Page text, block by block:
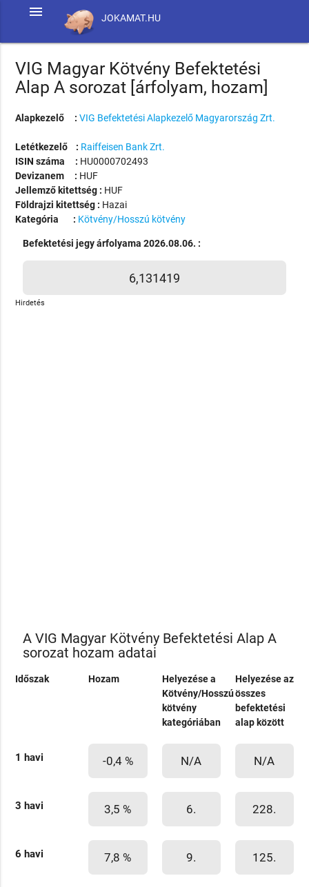
JOKAMAT.HU
menu
VIG Magyar Kötvény Befektetési
Alap A sorozat [árfolyam, hozam]
Alapkezelő : VIG Befektetési Alapkezelő Magyarország Zrt.
Letétkezelő : Raiffeisen Bank Zrt.
ISIN száma : HU0000702493
Devizanem : HUF
Jellemző kitettség : HUF
Földrajzi kitettség : Hazai
Kategória : Kötvény/Hosszú kötvény
Befektetési jegy árfolyama 2026.08.06. :
6,131419
Hirdetés
A VIG Magyar Kötvény Befektetési Alap A
sorozat hozam adatai
Időszak Hozam
Helyezése a
Kötvény/Hosszú
kötvény
kategóriában
Helyezése az
összes
befektetési
alap között
1 havi -0,4 % N/A N/A
3 havi 3,5 % 6. 228.
6 havi 7,8 % 9. 125.